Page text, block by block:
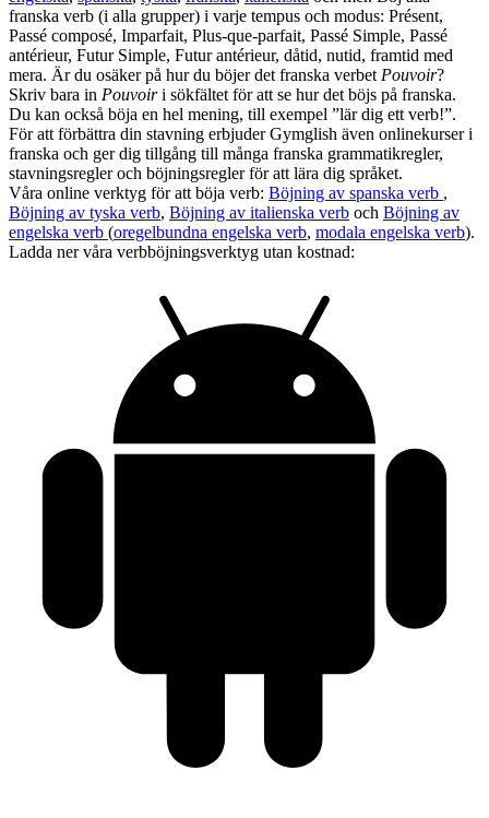
franska verb (i alla grupper) i varje tempus och modus: Présent,
Passé composé, Imparfait, Plus-que-parfait, Passé Simple, Passé
antérieur, Futur Simple, Futur antérieur, dåtid, nutid, framtid med
mera. Är du osäker på hur du böjer det franska verbet Pouvoir?
Skriv bara in Pouvoiri sökfältet för att se hur det böjs på franska.
Du kan också böja en hel mening, till exempel ”lär dig ett verb!”.
För att förbättra din stavning erbjuder Gymglish även onlinekurser i
franska och ger dig tillgång till många franska grammatikregler,
stavningsregler och böjningsregler för att lära dig språket.
Våra online verktyg för att böja verb: Böjning av spanska verb ,
Böjning av tyska verb, Böjning av italienska verb och Böjning av
engelska verb (oregelbundna engelska verb, modala engelska verb).
Ladda ner våra verbböjningsverktyg utan kostnad: